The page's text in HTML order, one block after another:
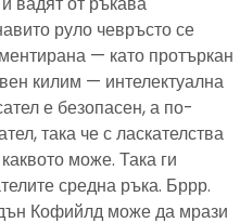
руло чевръсто се
— като протъркан
килим — интелектуална
е безопасен, а по-
така че с ласкателства
може. Така ги
средна ръка. Бррр.
Кофийлд може да мрази